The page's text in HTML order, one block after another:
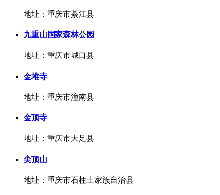
地址：重庆市綦江县
九重山国家森林公园
地址：重庆市城口县
金堆寺
地址：重庆市潼南县
金顶寺
地址：重庆市大足县
尖顶山
地址：重庆市石柱土家族自治县